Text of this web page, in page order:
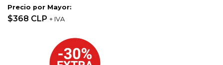
Precio por Mayor:
$368 CLP + IVA